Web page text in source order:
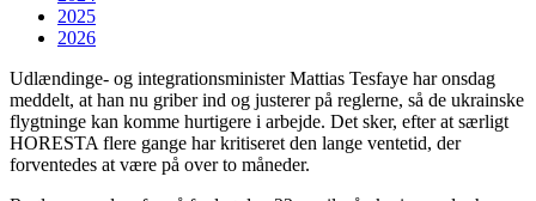
2025
2026
Udlændinge- og integrationsminister Mattias Tesfaye har onsdag
meddelt, at han nu griber ind og justerer på reglerne, så de ukrainske
flygtninge kan komme hurtigere i arbejde. Det sker, efter at særligt
HORESTA flere gange har kritiseret den lange ventetid, der
forventedes at være på over to måneder.